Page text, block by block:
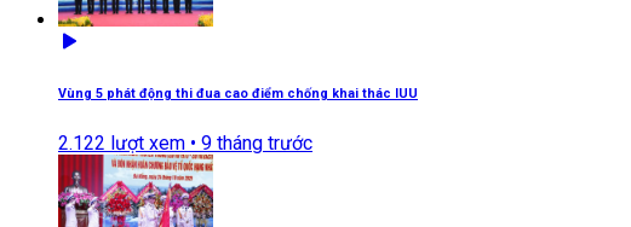
Vùng 5 phát động thi đua cao điểm chống khai thác IUU
2.122 lượt xem • 9 tháng trước